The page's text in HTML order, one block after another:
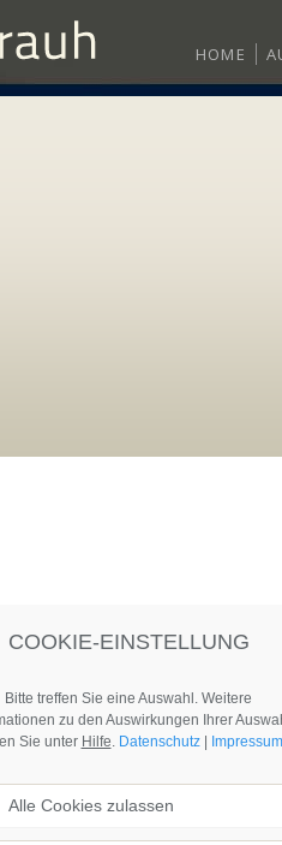
HOME
COOKIE-EINSTELLUNG
Bitte treffen Sie eine Auswahl. Weitere
zu den Auswirkungen Ihrer
Sie unter Hilfe. Datenschutz| Impressum
Alle Cookies zulassen